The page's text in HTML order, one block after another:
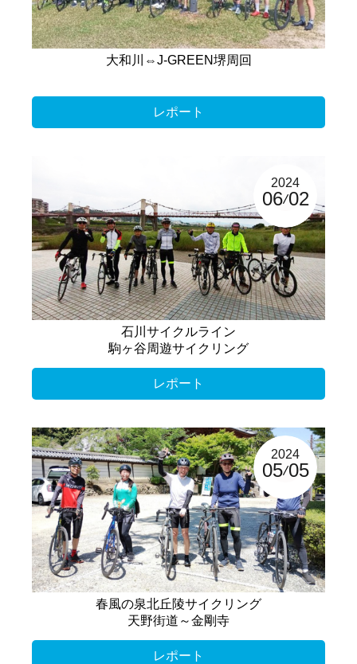
大和川⇔J-GREEN堺周回
レポート
2024
06 02
石川サイクルライン
駒ヶ谷周遊サイクリング
レポート
2024
05 05
春風の泉北丘陵サイクリング
天野街道～金剛寺
レポート